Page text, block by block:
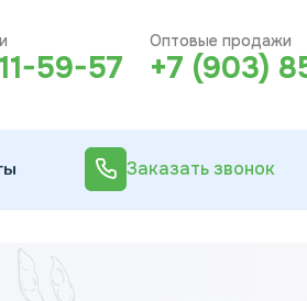
59-57
Оптовые продажи
+7 (903)
Заказать звонок